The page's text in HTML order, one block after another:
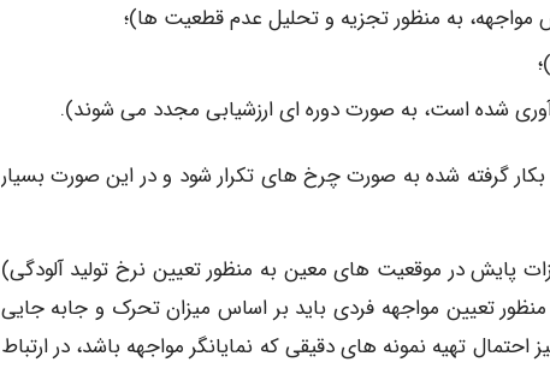
به منظور تجزیه و تحلیل عدم قطعیت ها)؛
شده است، به صورت دوره ای ارزشیابی مجدد می شوند).
بکار گرفته شده به صورت چرخ های تکرار شود و در این صورت بسیار
پایش در موقعیت های معین به منظور تعیین نرخ تولید آلودگی)
تعیین مواجهه فردی باید بر اساس میزان تحرک و جابه جایی
تهیه نمونه های دقیقی که نمایانگر مواجهه باشد، در ارتباط